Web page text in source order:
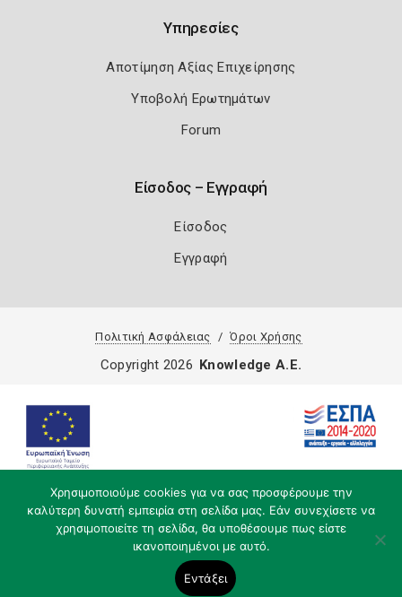
Υπηρεσίες
Αποτίμηση Αξίας Επιχείρησης
Υποβολή Ερωτημάτων
Forum
Είσοδος – Εγγραφή
Είσοδος
Εγγραφή
Πολιτική Ασφάλειας Όροι Χρήσης
Χρησιμοποιούμε cookies για να σας προσφέρουμε την
καλύτερη δυνατή εμπειρία στη σελίδα μας. Εάν συνεχίσετε να
χρησιμοποιείτε τη σελίδα, θα υποθέσουμε πως είστε
ικανοποιημένοι με αυτό.
Εντάξει
Copyright 2026 Knowledge A.E.